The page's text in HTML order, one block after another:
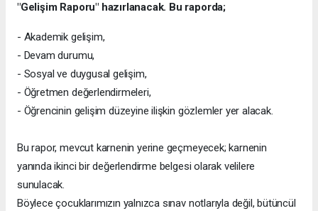
"Gelişim Raporu" hazırlanacak. Bu raporda;
- Akademik gelişim,
- Devam durumu,
- Sosyal ve duygusal gelişim,
- Öğretmen değerlendirmeleri,
- Öğrencinin gelişim düzeyine ilişkin gözlemler yer alacak.
Bu rapor, mevcut karnenin yerine geçmeyecek; karnenin
yanında ikinci bir değerlendirme belgesi olarak velilere
sunulacak.
Böylece çocuklarımızın yalnızca sınav notlarıyla değil, bütüncül